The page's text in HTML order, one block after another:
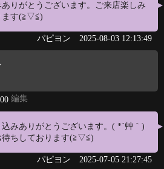
りがとうございます。ご来店楽しみ
ます(≧▽≦)
パピヨン 2025-08-03 12:13:49
編集
みありがとうございます。( *´艸｀)
待ちしております(≧▽≦)
パピヨン 2025-07-05 21:27:45